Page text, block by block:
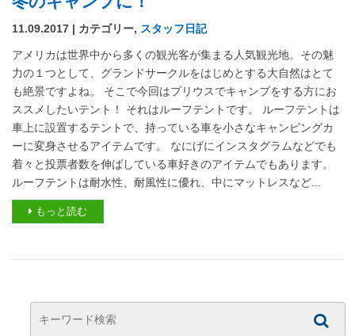
11.09.2017 | カテゴリー, スタッフ日記
アメリカは世界中から多くの観光客が集まる人気観光地。その魅
力の１つとして、グランドサークルをはじめとする大自然はとて
も絶景ですよね。 そこで今回はプリウスでキャンプをする方にお
ススメしたいテント！ それはルーフテントです。 ルーフテントは
車上に設置するテントで、持っている車を小さなキャンピングカ
ーに変身させるアイテムです。 なにげにインスタグラムなどでも
着々と投票者数を伸ばしている車好きのアイテムでもあります。
ルーフテントは耐水性、耐風性に優れ、中にマットレスなど...
もっと読む